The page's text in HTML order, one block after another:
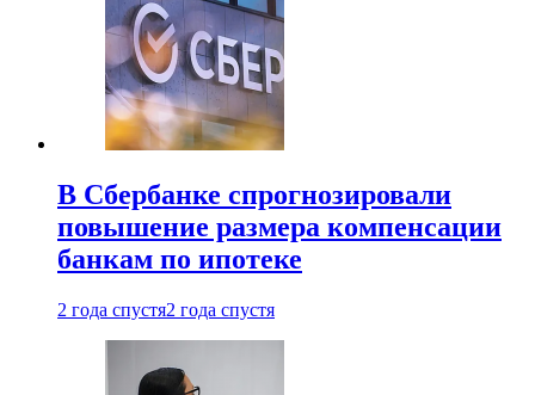
В Сбербанке спрогнозировали
повышение размера компенсации
банкам по ипотеке
2 года спустя2 года спустя